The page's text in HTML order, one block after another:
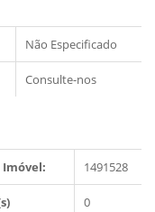
Não Especificado
Consulte-nos
Imóvel: 1491528
0